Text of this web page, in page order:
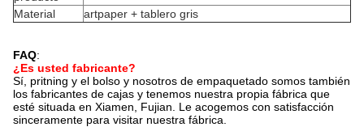
Material
artpaper + tablero gris
FAQ:
¿Es usted fabricante?
Sí, pritning y el bolso y nosotros de empaquetado somos también
los fabricantes de cajas y tenemos nuestra propia fábrica que
esté situada en Xiamen, Fujian. Le acogemos con satisfacción
sinceramente para visitar nuestra fábrica.